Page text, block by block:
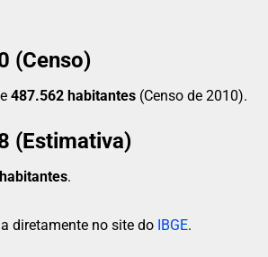
(Censo)
487.562 habitantes (Censo de 2010).
(Estimativa)
.
diretamente no site do IBGE.